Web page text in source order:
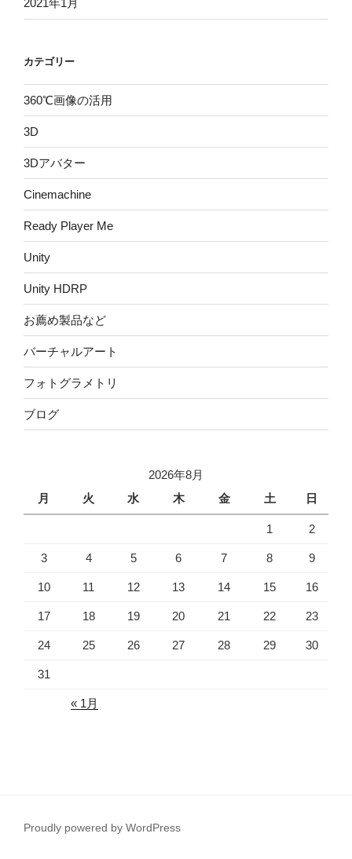
2021年1月
カテゴリー
360℃画像の活用
3D
3Dアバター
Cinemachine
Ready Player Me
Unity
Unity HDRP
お薦め製品など
バーチャルアート
フォトグラメトリ
ブログ
2026年8月
月
火 水 木 金 土 日
1 2
3 4 5 6 7 8 9
10 11 12 13 14 15 16
17 18 19 20 21 22 23
24 25 26 27 28 29 30
31
« 1月
Proudly powered by WordPress